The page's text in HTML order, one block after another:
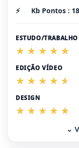
⚡
Kb Pontos :
ESTUDO/TRABALHO
EDIÇÃO VÍDEO
DESIGN
⌄